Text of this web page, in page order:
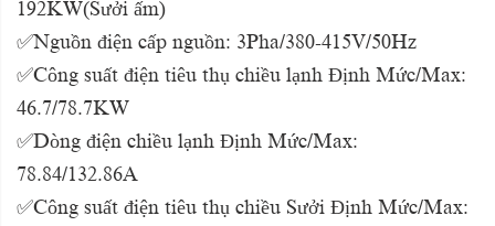
192KW(Sưởi ấm)
✅Nguồn điện cấp nguồn: 3Pha/380-415V/50Hz
✅Công suất điện tiêu thụ chiều lạnh Định Mức/Max:
46.7/78.7KW
✅Dòng điện chiều lạnh Định Mức/Max:
78.84/132.86A
✅Công suất điện tiêu thụ chiều Sưởi Định Mức/Max: